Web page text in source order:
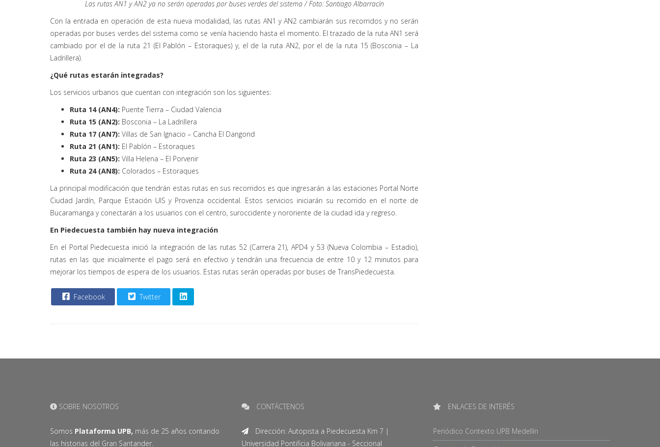
Las rutas AN1 y AN2 ya no serán operadas por buses verdes del sistema / Foto: Santiago Albarracín
Con la entrada en operación de esta nueva modalidad, las rutas AN1 y AN2 cambiarán sus recorridos y no serán
operadas por buses verdes del sistema como se venía haciendo hasta el momento. El trazado de la ruta AN1 será
cambiado por el de la ruta 21 (El Pablón – Estoraques) y, el de la ruta AN2, por el de la ruta 15 (Bosconia – La
Ladrillera).
¿Qué rutas estarán integradas?
Los servicios urbanos que cuentan con integración son los siguientes:
Ruta 14 (AN4): Puente Tierra – Ciudad Valencia
Ruta 15 (AN2): Bosconia – La Ladrillera
Ruta 17 (AN7): Villas de San Ignacio – Cancha El Dangond
Ruta 21 (AN1): El Pablón – Estoraques
Ruta 23 (AN5): Villa Helena – El Porvenir
Ruta 24 (AN8): Colorados – Estoraques
La principal modificación que tendrán estas rutas en sus recorridos es que ingresarán a las estaciones Portal Norte
Ciudad Jardín, Parque Estación UIS y Provenza occidental. Estos servicios iniciarán su recorrido en el norte de
Bucaramanga y conectarán a los usuarios con el centro, suroccidente y nororiente de la ciudad ida y regreso.
En Piedecuesta también hay nueva integración
En el Portal Piedecuesta inició la integración de las rutas 52 (Carrera 21), APD4 y 53 (Nueva Colombia – Estadio),
rutas en las que inicialmente el pago será en efectivo y tendrán una frecuencia de entre 10 y 12 minutos para
mejorar los tiempos de espera de los usuarios. Estas rutas serán operadas por buses de TransPiedecuesta.
Facebook Twitter
SOBRE NOSOTROS
Somos Plataforma UPB, más de 25 años contando
las historias del Gran Santander.
CONTÁCTENOS
Dirección: Autopista a Piedecuesta Km 7 |
Universidad Pontificia Bolivariana - Seccional
ENLACES DE INTERÉS
Periódico Contexto UPB Medellín